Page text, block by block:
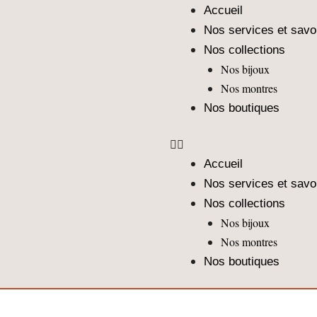
Accueil
Nos services et
Nos collections
Nos bijoux
Nos montres
Nos boutiques
Accueil
Nos services et
Nos collections
Nos bijoux
Nos montres
Nos boutiques